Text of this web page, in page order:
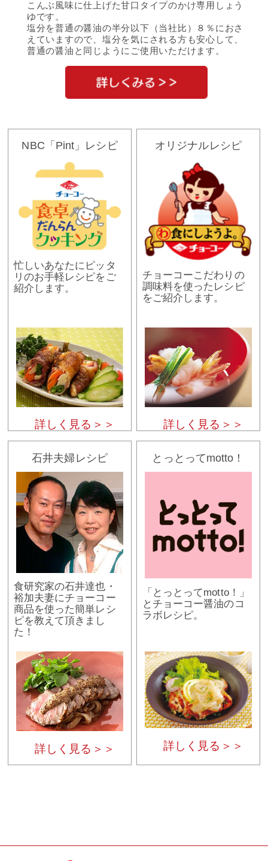
こんぶ風味に仕上げた甘口タイプのかけ専用しょう
ゆです。
塩分を普通の醤油の半分以下（当社比）８％におさ
えていますので、塩分を気にされる方も安心して、
普通の醤油と同じようにご使用いただけます。
NBC「Pint」レシピ
忙しいあなたにピッタ
リのお手軽レシピをご
紹介します。
詳しく見る＞＞
オリジナルレシピ
チョーコーこだわりの
調味料を使ったレシピ
をご紹介します。
詳しく見る＞＞
石井夫婦レシピ
食研究家の石井達也・
裕加夫妻にチョーコー
商品を使った簡単レシ
ピを教えて頂きまし
た！
詳しく見る＞＞
とっとってmotto！
「とっとってmotto！」
とチョーコー醤油のコ
ラボレシピ。
詳しく見る＞＞